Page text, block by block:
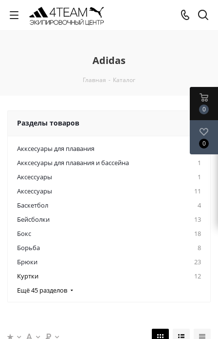
Adidas
Главная - Каталог
Разделы товаров
Акксесуары для плавания
12
Акксесуары для плавания и бассейна
1
Аксессуары
1
Аксессуары
11
Баскетбол
4
Бейсболки
13
Бокс
18
Борьба
8
Брюки
23
Куртки
12
Ещё 45 разделов
0
0